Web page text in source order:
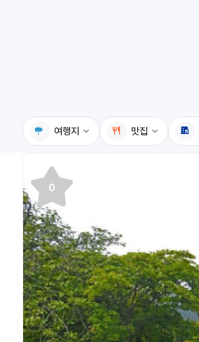
여행지
국내여행지
휴게소
전기충전소
식물도감
맛집
0